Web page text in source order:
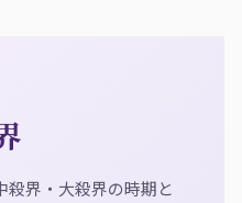
殺界・大殺界の時期と